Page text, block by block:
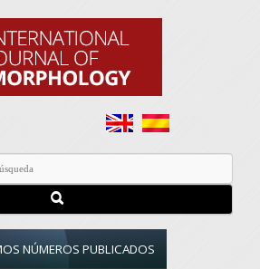
NÚMEROS PUBLICADOS